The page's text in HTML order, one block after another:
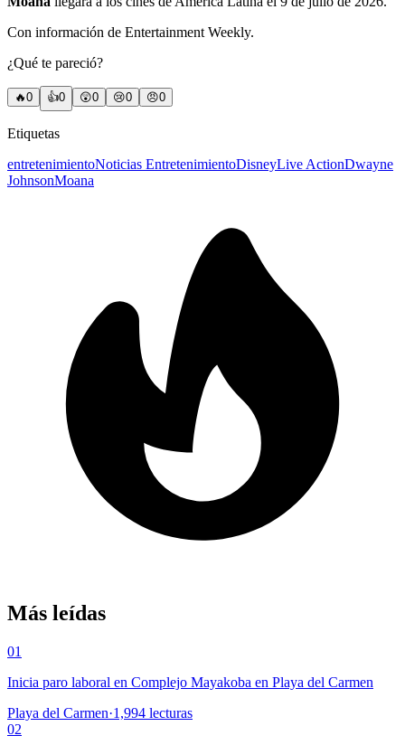
Con información de Entertainment Weekly.
¿Qué te pareció?
🔥0 👍0 😲0 😢0 😠0
Etiquetas
entretenimientoNoticias EntretenimientoDisneyLive ActionDwayne
JohnsonMoana
Más leídas
01
Inicia paro laboral en Complejo Mayakoba en Playa del Carmen
Playa del Carmen·1,994 lecturas
02